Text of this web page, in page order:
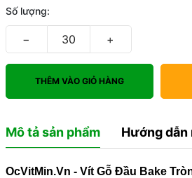
Số lượng:
− +
THÊM VÀO GIỎ HÀNG
Mô tả sản phẩm Hướng dẫn
OcVitMin.Vn - Vít Gỗ Đầu Bake